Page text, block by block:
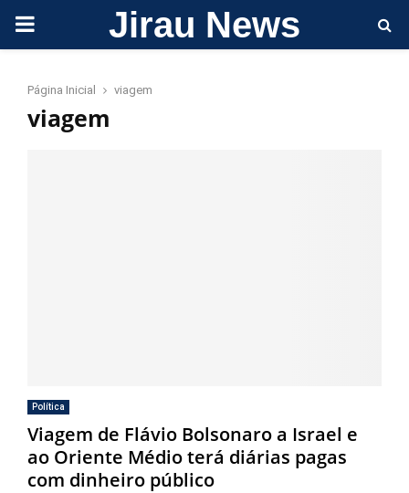
PRIMARY Jirau News
Página Inicial viagem
viagem
Política
Viagem de Flávio Bolsonaro a Israel e
ao Oriente Médio terá diárias pagas
com dinheiro público